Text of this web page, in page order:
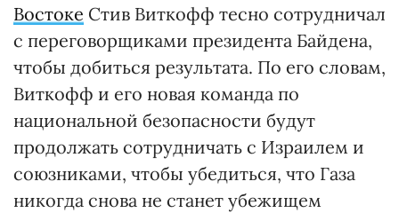
Востоке Стив Виткофф тесно сотрудничал
с переговорщиками президента Байдена,
чтобы добиться результата. По его словам,
Виткофф и его новая команда по
национальной безопасности будут
продолжать сотрудничать с Израилем и
союзниками, чтобы убедиться, что Газа
никогда снова не станет убежищем